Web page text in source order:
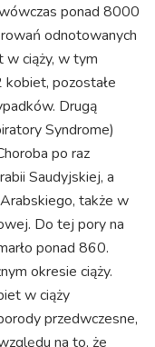
ponad 8000
odnotowanych
w ciąży, w tym
pozostałe
Drugą
Syndrome)
po raz
Saudyjskiej, a
także w
Do tej pory na
ponad 860.
okresie ciąży.
w ciąży
przedwczesne,
na to, że